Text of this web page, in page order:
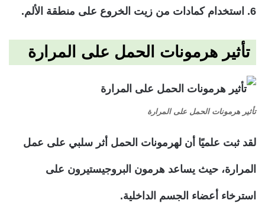
6. استخدام كمادات من زيت الخروع على منطقة الألم.
تأثير هرمونات الحمل على المرارة
تأثير هرمونات الحمل على المرارة
لقد ثبت علميًا أن لهرمونات الحمل أثر سلبي على عمل
المرارة، حيث يساعد هرمون البروجيستيرون على
استرخاء أعضاء الجسم الداخلية.